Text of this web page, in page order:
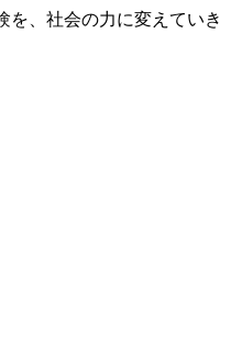
を、社会の力に変えていき